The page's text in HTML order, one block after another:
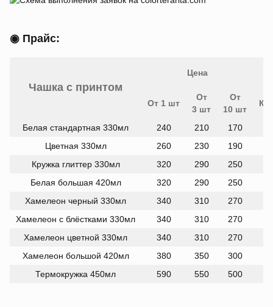
◉ Прайс:
Чашка с принтом
Цена
От 1 шт
От
3 шт
От
10 шт
Белая стандартная 330мл 240UAH
InStock
URL 210 170
Цветная 330мл
260UAH
InStock
URL 230 190
Кружка глиттер 330мл
320UAH
InStock
URL 290 250
Белая большая 420мл
320UAH
InStock
URL 290 250
Хамелеон черный 330мл
340UAH
InStock
URL 310 270
Хамелеон с блёстками 330мл
340UAH
InStock
URL 310 270
Хамелеон цветной 330мл
340UAH
InStock
URL 310 270
Хамелеон большой 420мл
380UAH
InStock
URL 350 300
Термокружка 450мл
590 550 500